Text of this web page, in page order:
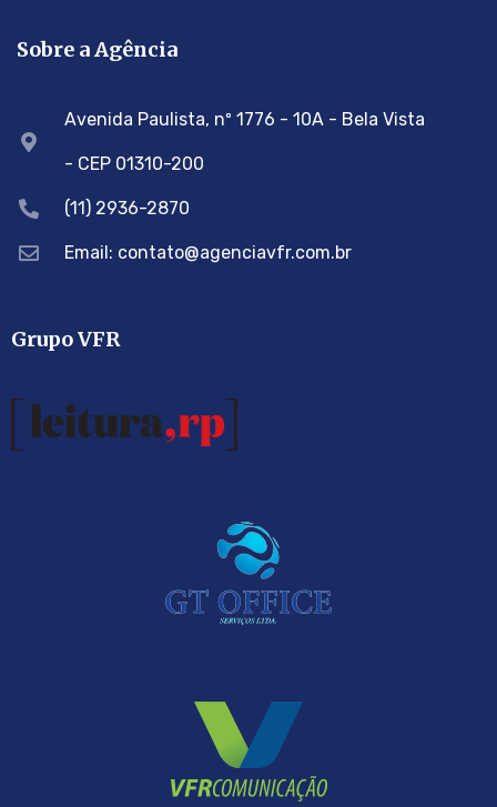
Sobre a Agência
Avenida Paulista, nº 1776 - 10A - Bela Vista
- CEP 01310-200
(11) 2936-2870
Email: contato@agenciavfr.com.br
Grupo VFR